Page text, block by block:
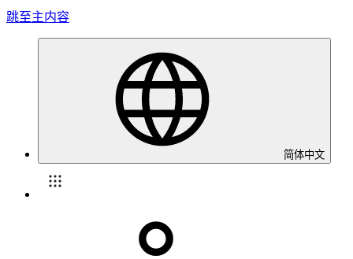
跳至主内容
简体中文